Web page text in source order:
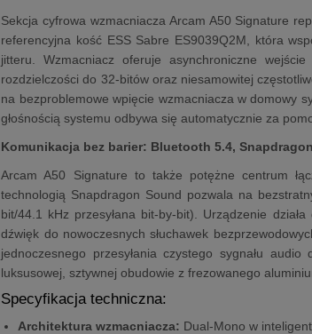
Sekcja cyfrowa wzmacniacza Arcam A50 Signature
referencyjna kość ESS Sabre ES9039Q2M, która
jitteru. Wzmacniacz oferuje asynchroniczne
rozdzielczości do 32-bitów oraz niesamowitej
na bezproblemowe wpięcie wzmacniacza w domowy
głośnością systemu odbywa się automatycznie za
Komunikacja bez barier: Bluetooth 5.4,
Arcam A50 Signature to także potężne centrum
technologią Snapdragon Sound pozwala na
bit/44.1 kHz przesyłana bit-by-bit). Urządzenie
dźwięk do nowoczesnych słuchawek
jednoczesnego przesyłania czystego sygnału
luksusowej, sztywnej obudowie z frezowanego
Specyfikacja techniczna:
Architektura wzmacniacza: Dual-Mono w